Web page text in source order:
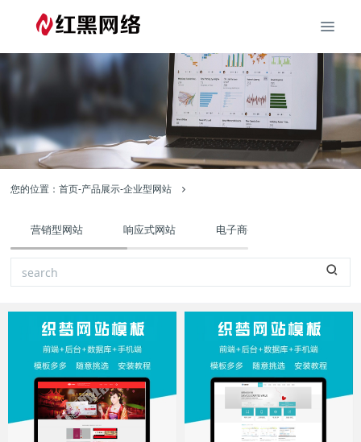
您的位置：首页-产品展示-企业型网站
营销型网站 响应式网站 电子商务型网站